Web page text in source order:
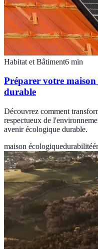
Habitat et Bâtiment6 min
Préparer votre
durable
Découvrez comment
respectueux de
avenir écologique durable.
maison écologiquedurabilité